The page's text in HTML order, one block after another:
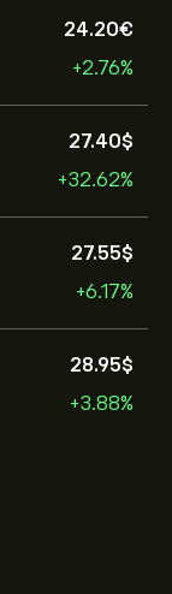
24.20‎€‎
+2.76%
27.40‎$‎
+32.62%
27.55‎$‎
+6.17%
28.95‎$‎
+3.88%